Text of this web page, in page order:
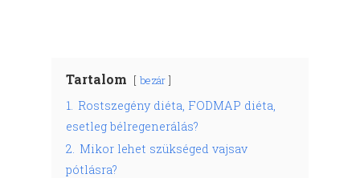
Tartalom bezár
1. Rostszegény diéta, FODMAP diéta,
esetleg bélregenerálás?
2. Mikor lehet szükséged vajsav
pótlásra?